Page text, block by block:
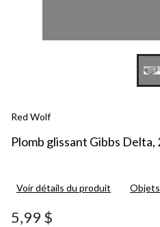
Red Wolf
Plomb glissant Gibbs Delta,
Voir détails du produit
5,99 $